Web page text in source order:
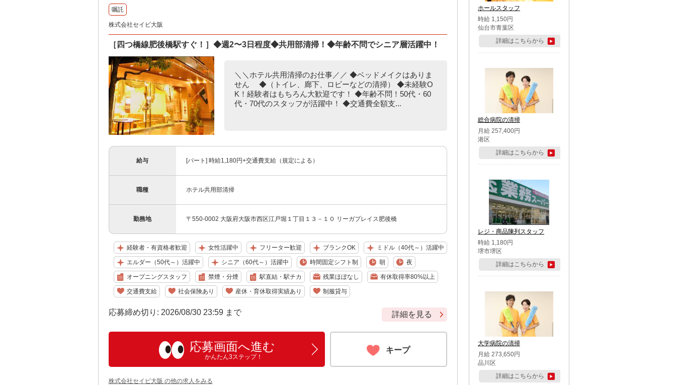
嘱託
株式会社セイビ大阪
［四つ橋線肥後橋駅すぐ！］◆週2〜3日程度◆共用部清掃！◆年齢不問でシニア層活躍中！
＼＼ホテル共用清掃のお仕事／／ ◆ベッドメイクはありま
せん ◆（トイレ、廊下、ロビーなどの清掃） ◆未経験O
K！経験者はもちろん大歓迎です！ ◆年齢不問！50代・60
代・70代のスタッフが活躍中！ ◆交通費全額支...
給与 [パート] 時給1,180円+交通費支給（規定による）
職種 ホテル共用部清掃
勤務地 〒550-0002 大阪府大阪市西区江戸堀１丁目１３－１０ リーガプレイス肥後橋
経験者・有資格者歓迎 女性活躍中 フリーター歓迎 ブランクOK ミドル（40代～）活躍中
エルダー（50代～）活躍中 シニア（60代～）活躍中 時間固定シフト制 朝 夜
オープニングスタッフ 禁煙・分煙 駅直結・駅チカ 残業ほぼなし 有休取得率80%以上
交通費支給 社会保険あり 産休・育休取得実績あり 制服貸与
応募締め切り: 2026/08/30 23:59 まで 詳細を見る
応募画面へ進む
かんたん3ステップ！
キープ
株式会社セイビ大阪 の他の求人をみる
ホールスタッフ
時給 1,150円
仙台市青葉区
詳細はこちらから
総合病院の清掃
月給 257,400円
港区
詳細はこちらから
レジ・商品陳列スタッフ
時給 1,180円
堺市堺区
詳細はこちらから
大学病院の清掃
月給 273,650円
品川区
詳細はこちらから